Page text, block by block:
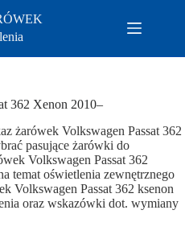
362 Xenon 2010–
żarówek Volkswagen Passat 362
pasujące żarówki do
Volkswagen Passat 362
temat oświetlenia zewnętrznego
Volkswagen Passat 362 ksenon
oraz wskazówki dot. wymiany